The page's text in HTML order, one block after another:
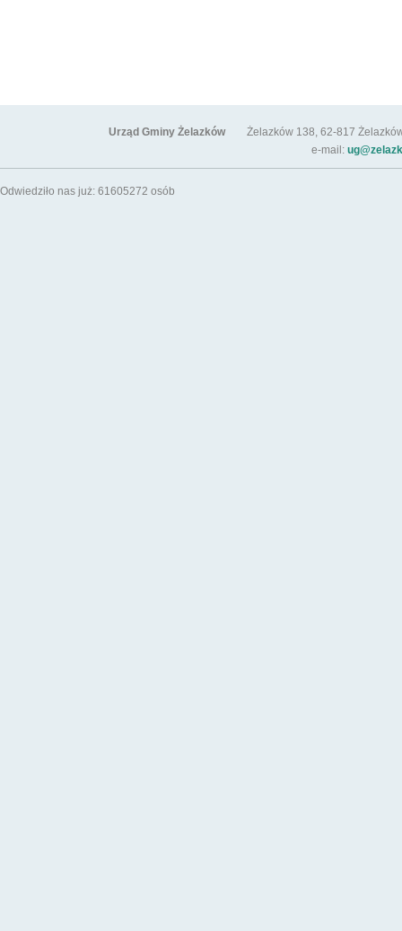
Urząd Gminy ŻelazkówŻelazków 138, 62-817 Żelazków
e-mail:
Odwiedziło nas już: 61605272 osób